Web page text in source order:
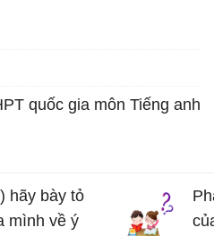
quốc gia môn Tiếng anh
hãy bày tỏ
mình về ý